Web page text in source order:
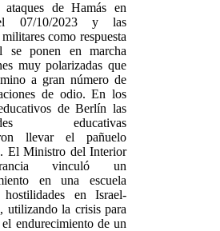
ataques de Hamás en
07/10/2023 y las
como respuesta
se ponen en marcha
muy polarizadas que
a gran número de
de odio. En los
de Berlín las
educativas
llevar el pañuelo
El Ministro del Interior
vinculó un
en una escuela
en Israel-
utilizando la crisis para
endurecimiento de un